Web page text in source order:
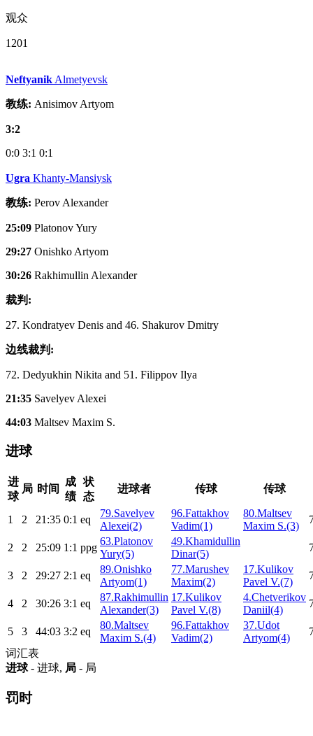
观众
1201
Neftyanik Almetyevsk
教练: Anisimov Artyom
3:2
0:0 3:1 0:1
Ugra Khanty-Mansiysk
教练: Perov Alexander
25:09 Platonov Yury
29:27 Onishko Artyom
30:26 Rakhimullin Alexander
裁判:
27. Kondratyev Denis and 46. Shakurov Dmitry
边线裁判:
72. Dedyukhin Nikita and 51. Filippov Ilya
21:35 Savelyev Alexei
44:03 Maltsev Maxim S.
进球
进
球
局 时间
成
绩
状
态
进球者 传球 传球
1 2 21:35 0:1 eq
79.Savelyev
Alexei(2)
96.Fattakhov
Vadim(1)
80.Maltsev
Maxim S.(3)
2 2 25:09 1:1 ppg
63.Platonov
Yury(5)
49.Khamidullin
Dinar(5)
3 2 29:27 2:1 eq
89.Onishko
Artyom(1)
77.Marushev
Maxim(2)
17.Kulikov
Pavel V.(7)
4 2 30:26 3:1 eq
87.Rakhimullin
Alexander(3)
17.Kulikov
Pavel V.(8)
4.Chetverikov
Daniil(4)
5 3 44:03 3:2 eq
80.Maltsev
Maxim S.(4)
96.Fattakhov
Vadim(2)
37.Udot
Artyom(4)
词汇表
进球- 进球, 局 - 局
罚时